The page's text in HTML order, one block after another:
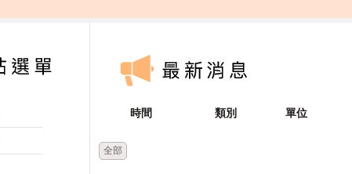
時間 類別 單位
全部